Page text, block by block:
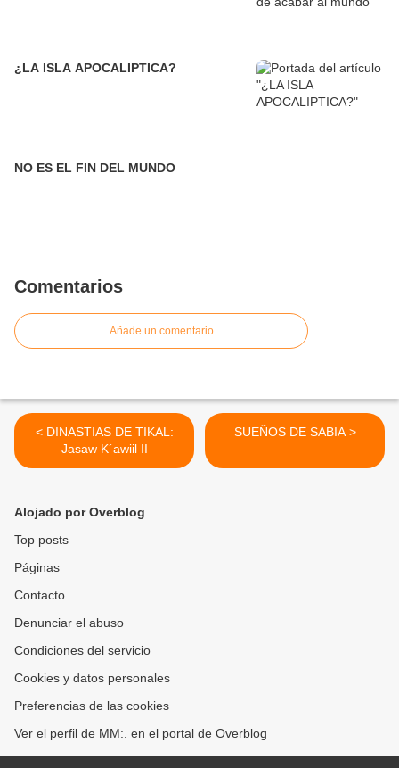
¿LA ISLA APOCALIPTICA?
NO ES EL FIN DEL MUNDO
Comentarios
Añade un comentario
< DINASTIAS DE TIKAL:
Jasaw K´awiil II
SUEÑOS DE SABIA >
Alojado por Overblog
Top posts
Páginas
Contacto
Denunciar el abuso
Condiciones del servicio
Cookies y datos personales
Preferencias de las cookies
Ver el perfil de MM:. en el portal de Overblog